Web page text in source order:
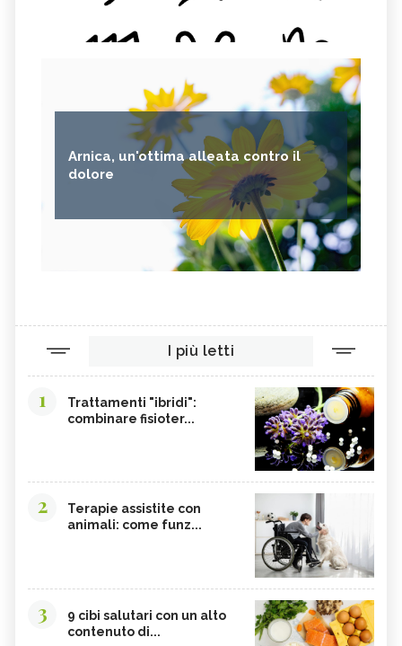
Arnica, un'ottima alleata contro il
dolore
I più letti
1
Trattamenti "ibridi":
combinare fisioter...
2
Terapie assistite con
animali: come funz...
3
9 cibi salutari con un alto
contenuto di...